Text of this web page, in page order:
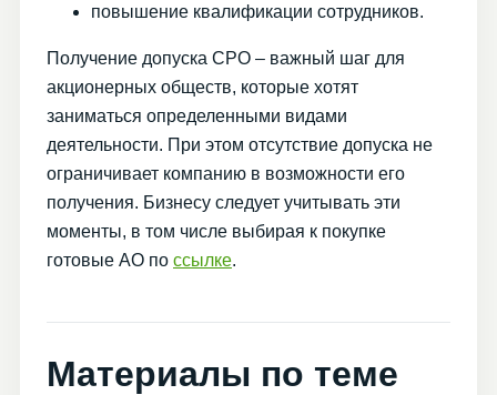
повышение квалификации сотрудников.
Получение допуска СРО – важный шаг для
акционерных обществ, которые хотят
заниматься определенными видами
деятельности. При этом отсутствие допуска не
ограничивает компанию в возможности его
получения. Бизнесу следует учитывать эти
моменты, в том числе выбирая к покупке
готовые АО по ссылке.
Материалы по теме